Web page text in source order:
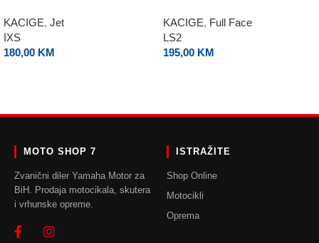
KACIGE, Jet
IXS
180,00 KM
KACIGE, Full Face
LS2
195,00 KM
MOTO SHOP 7
Zvanični diler Yamaha Motor za
BiH. Prodaja motocikala, skutera
i vrhunske opreme.
ISTRAŽITE
Shop Online
Motocikli
Oprema